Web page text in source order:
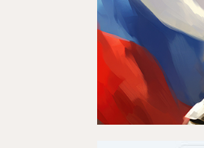
Медиа
Элемтә